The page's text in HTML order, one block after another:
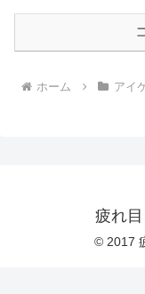
ホーム アイ
疲れ
© 2017